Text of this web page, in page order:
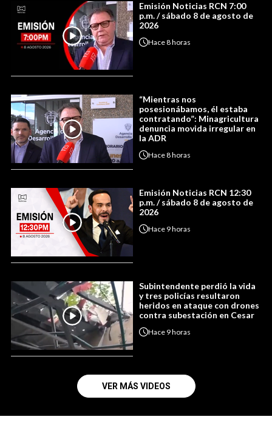
Emisión Noticias RCN 7:00
p.m. / sábado 8 de agosto de
2026
Hace8 horas
“Mientras nos
posesionábamos, él estaba
contratando”: Minagricultura
denuncia movida irregular en
la ADR
Hace8 horas
Emisión Noticias RCN 12:30
p.m. / sábado 8 de agosto de
2026
Hace 9 horas
Subintendente perdió la vida
y tres policías resultaron
heridos en ataque con drones
contra subestación en Cesar
Hace 9 horas
VER MÁS VIDEOS